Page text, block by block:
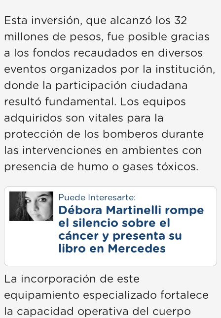
Esta inversión, que alcanzó los 32
millones de pesos, fue posible gracias
a los fondos recaudados en diversos
eventos organizados por la institución,
donde la participación ciudadana
resultó fundamental. Los equipos
adquiridos son vitales para la
protección de los bomberos durante
las intervenciones en ambientes con
presencia de humo o gases tóxicos.
Puede Interesarte:
Débora Martinelli rompe
el silencio sobre el
cáncer y presenta su
libro en Mercedes
La incorporación de este
equipamiento especializado fortalece
la capacidad operativa del cuerpo